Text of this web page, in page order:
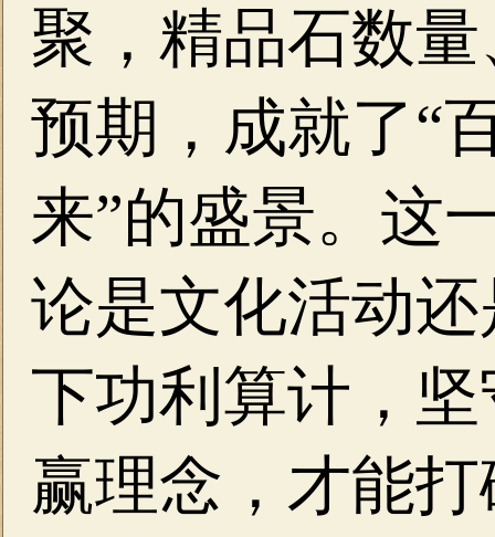
聚，精品石数
预期，成就了“
来”的盛景。这
论是文化活动
下功利算计，
赢理念，才能